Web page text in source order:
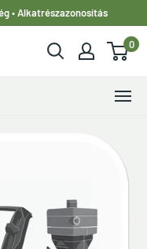
• Alkatrészazonosítás
0